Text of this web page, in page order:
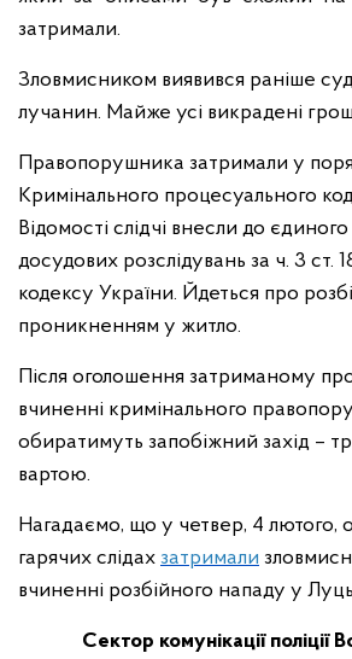
затримали.
Зловмисником виявився раніше
лучанин. Майже усі викрадені
Правопорушника затримали у
Кримінального процесуального
Відомості слідчі внесли до
досудових розслідувань за ч. 3 ст.
кодексу України. Йдеться про
проникненням у житло.
Після оголошення затриманому
вчиненні кримінального
обиратимуть запобіжний захід –
вартою.
Нагадаємо, що у четвер, 4 лютого,
гарячих слідах затримали
вчиненні розбійного нападу у
Сектор комунікації поліції